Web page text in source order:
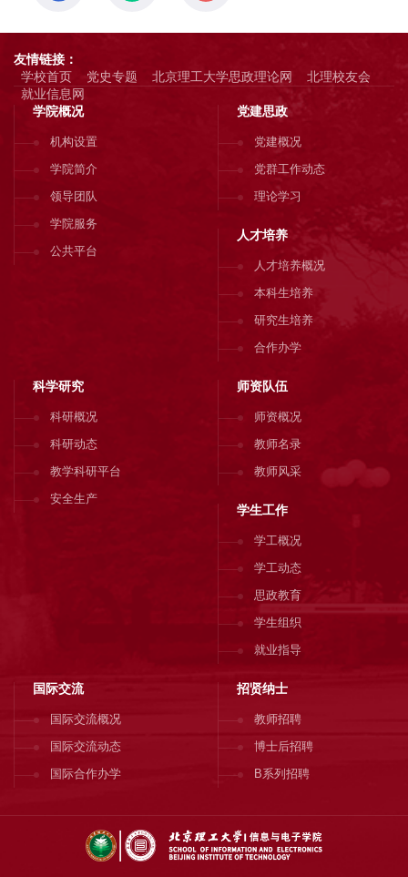
友情链接：
学校首页
党史专题 北京理工大学思政理论网
北理校友会
就业信息网
学院概况
机构设置
学院简介
领导团队
学院服务
公共平台
党建思政
党建概况
党群工作动态
理论学习
人才培养
人才培养概况
本科生培养
研究生培养
合作办学
科学研究
科研概况
科研动态
教学科研平台
安全生产
师资队伍
师资概况
教师名录
教师风采
学生工作
学工概况
学工动态
思政教育
学生组织
就业指导
国际交流
国际交流概况
国际交流动态
国际合作办学
招贤纳士
教师招聘
博士后招聘
B系列招聘